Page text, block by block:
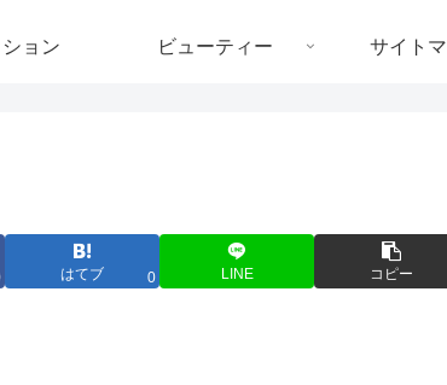
ョン ビューティー サイト
はてブ 0 LINE コピー